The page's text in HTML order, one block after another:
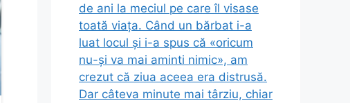
de ani la meciul pe care îl visase
toată viața. Când un bărbat i-a
luat locul și i-a spus că «oricum
nu-și va mai aminti nimic», am
crezut că ziua aceea era distrusă.
Dar câteva minute mai târziu, chiar